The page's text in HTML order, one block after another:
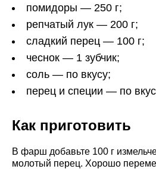
помидоры — 250 г;
репчатый лук — 200 г;
сладкий перец — 100 г;
чеснок — 1 зубчик;
соль — по вкусу;
перец и специи — по
Как приготовить
В фарш добавьте 100 г
молотый перец. Хорошо